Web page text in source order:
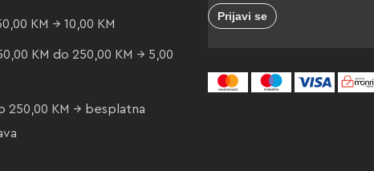
KM → 10,00 KM
KM do 250,00 KM → 5,00
250,00 KM → besplatna